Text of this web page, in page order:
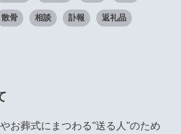
散骨 相談 訃報 返礼品
お葬式にまつわる"送る人"のため